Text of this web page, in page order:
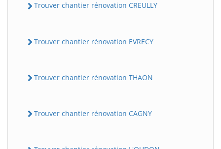
Trouver chantier rénovation CREULLY
Trouver chantier rénovation EVRECY
Trouver chantier rénovation THAON
Trouver chantier rénovation CAGNY
BatiWebPro